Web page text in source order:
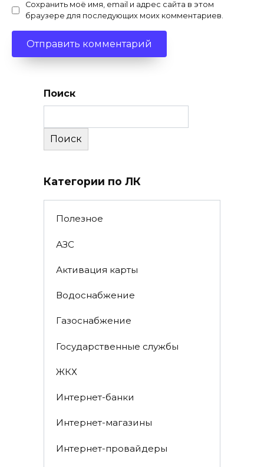
Сохранить моё имя, email и адрес сайта в этом
браузере для последующих моих комментариев.
Поиск
Поиск
Категории по ЛК
Полезное
АЗС
Активация карты
Водоснабжение
Газоснабжение
Государственные службы
ЖКХ
Интернет-банки
Интернет-магазины
Интернет-провайдеры